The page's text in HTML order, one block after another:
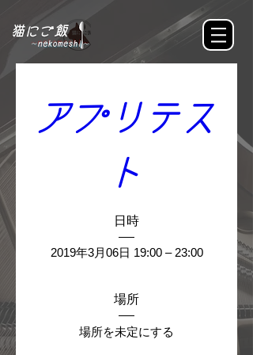
アプリテス
ト
日時
2019年3月06日 19:00 – 23:00
場所
場所を未定にする